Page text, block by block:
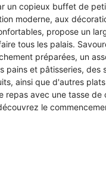
un copieux buffet de
moderne, aux
propose un
tous les palais.
préparées, un
pains et pâtisseries, des
ainsi que d'autres
repas avec une tasse de
le